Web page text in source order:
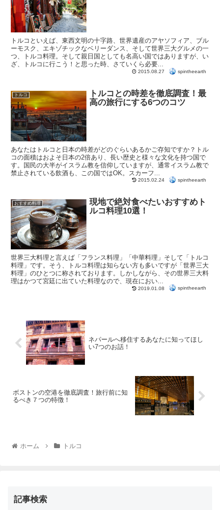
トルコといえば、東西文明の十字路、世界遺産のアヤソフィア、ブル
ーモスク、エキゾチックなベリーダンス、そして世界三大グルメの一
つ、トルコ料理。そして親日国としても名高い国ではありますが、い
ざ、トルコに行こう！と思った時、さていくら必要...
2015.08.27 spintheearth
トルコ
トルコとの時差を徹底調査！最
高の旅行にする6つのコツ
あなたはトルコと日本の時差がどのぐらいあるかご存知ですか？トル
コの面積はおよそ日本の2倍あり、長い歴史と様々な文化を持つ国で
す。国民の大半がイスラム教を信仰していますが、通常イスラム教で
禁止されている飲酒も、この国ではOK。スカーフ...
2015.02.24 spintheearth
おすすめ料理
現地で絶対食べたいおすすめト
ルコ料理10選！
世界三大料理と言えば「フランス料理」「中華料理」そして「トルコ
料理」です。そう、トルコ料理は知らない方も多いですが「世界三大
料理」のひとつに称されております。しかしながら、その世界三大料
理はかつて宮廷に出ていた料理なので、現在におい...
2019.01.08 spintheearth
ネパールへ移住するあなたに知ってほし
い7つのお話！
ボストンの空港を徹底調査！旅行前に知
るべき７つの特徴！
ホーム トルコ
記事検索